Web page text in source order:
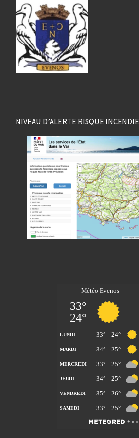
NIVEAU D’ALERTE RISQUE INCENDIE